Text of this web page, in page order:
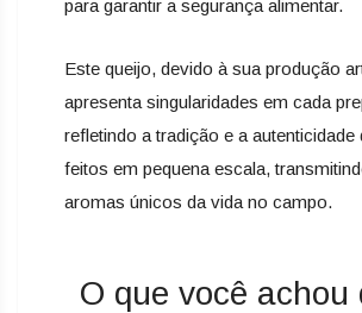
para garantir a segurança alimentar.
Este queijo, devido à sua produção
apresenta singularidades em cada
refletindo a tradição e a autenticidade
feitos em pequena escala,
aromas únicos da vida no campo.
O que você achou